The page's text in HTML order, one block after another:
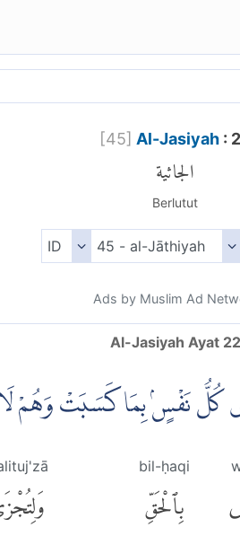
[45] Al-Jasiyah :
الجاثية
Berlutut
Ads by Muslim Ad
Al-Jasiyah Ayat 22
كُلُّ نَفْسٍۢ بِمَا كَسَبَتْ وَهُمْ
bil-ḥaqi
بِٱلْحَقِّ